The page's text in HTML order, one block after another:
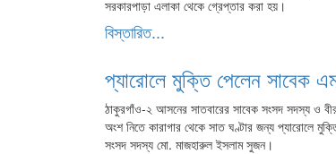
সরকারপাড়া এলাকা থেকে গ্রেপ্তার করা হয়।
বিস্তারিত...
প্যারোলে মুক্তি পেলেন সাবেক
ঠাকুরগাঁও-২ আসনের সাতবারের সাবেক সংসদ সদস্য ও
অংশ নিতে কারাগার থেকে সাত ঘণ্টার জন্য প্যারোলে
সংসদ সদস্য মো. মাজহারুল ইসলাম সুজন।